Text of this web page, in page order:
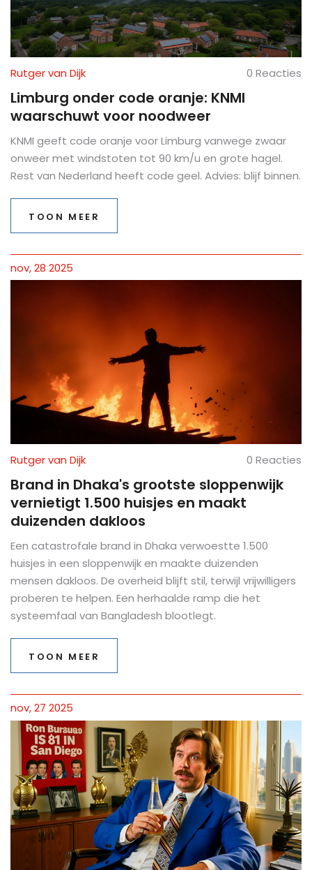
Rutger van Dijk 0 Reacties
Limburg onder code oranje: KNMI
waarschuwt voor noodweer
KNMI geeft code oranje voor Limburg vanwege zwaar
onweer met windstoten tot 90 km/u en grote hagel.
Rest van Nederland heeft code geel. Advies: blijf binnen.
TOON MEER
nov, 28 2025
Rutger van Dijk 0 Reacties
Brand in Dhaka's grootste sloppenwijk
vernietigt 1.500 huisjes en maakt
duizenden dakloos
Een catastrofale brand in Dhaka verwoestte 1.500
huisjes in een sloppenwijk en maakte duizenden
mensen dakloos. De overheid blijft stil, terwijl vrijwilligers
proberen te helpen. Een herhaalde ramp die het
systeemfaal van Bangladesh blootlegt.
TOON MEER
nov, 27 2025